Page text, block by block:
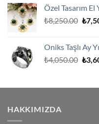
Özel Tasarım El
₺8,250.00 ₺
Oniks Taşlı Ay
₺4,050.00 ₺
HAKKIMIZDA